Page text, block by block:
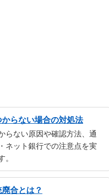
らない場合の対処法
らない原因や確認方法、通
ネット銀行での注意点を実
。
合とは？